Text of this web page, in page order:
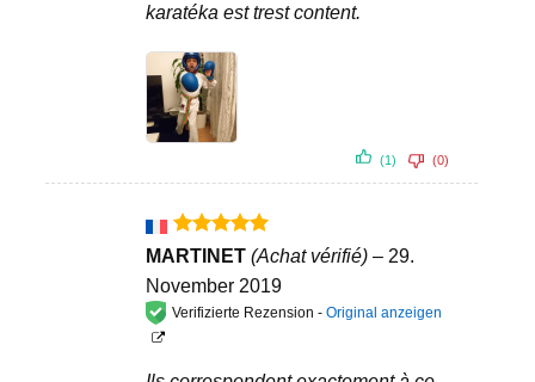
karatéka est trest content.
(1) (0)
Bewertet
von
5
MARTINET(Achat vérifié) – 29.
November 2019
Verifizierte Rezension -Original anzeigen